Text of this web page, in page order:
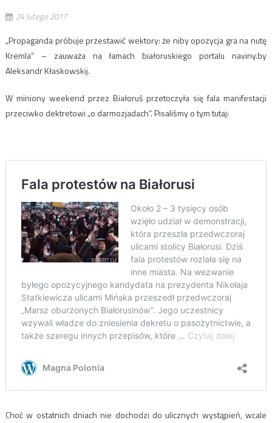
24 lutego 2017
„Propaganda próbuje przestawić wektory: że niby opozycja gra na nutę
Kremla” – zauważa na łamach białoruskiego portalu naviny.by
Aleksandr Kłaskowskij.
W miniony weekend przez Białoruś przetoczyła się fala manifestacji
przeciwko dektretowi „o darmozjadach”. Pisaliśmy o tym tutaj:
Choć w ostatnich dniach nie dochodzi do ulicznych wystąpień, wcale